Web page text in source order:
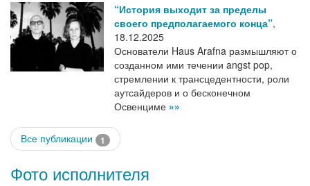
“История выходит за пределы
своего предполагаемого конца”,
18.12.2025
Основатели Haus Arafna размышляют о
созданном ими течении angst pop,
стремлении к трансцедентности, роли
аутсайдеров и о бесконечном
Освенциме »»
Все публикации 1
Фото исполнителя